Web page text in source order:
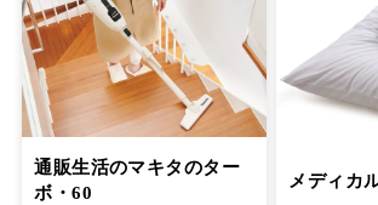
通販生活のマキタのター
ボ・60
メディカ